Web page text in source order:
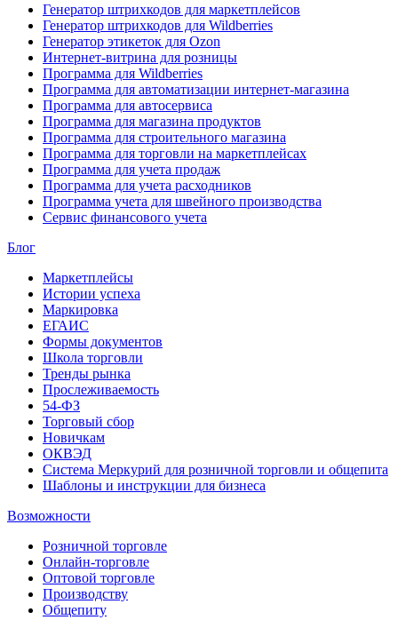
Генератор штрихкодов для маркетплейсов
Генератор штрихкодов для Wildberries
Генератор этикеток для Ozon
Интернет-витрина для розницы
Программа для Wildberries
Программа для автоматизации интернет-магазина
Программа для автосервиса
Программа для магазина продуктов
Программа для строительного магазина
Программа для торговли на маркетплейсах
Программа для учета продаж
Программа для учета расходников
Программа учета для швейного производства
Сервис финансового учета
Блог
Маркетплейсы
Истории успеха
Маркировка
ЕГАИС
Формы документов
Школа торговли
Тренды рынка
Прослеживаемость
54-ФЗ
Торговый сбор
Новичкам
ОКВЭД
Система Меркурий для розничной торговли и общепита
Шаблоны и инструкции для бизнеса
Возможности
Розничной торговле
Онлайн-торговле
Оптовой торговле
Производству
Общепиту